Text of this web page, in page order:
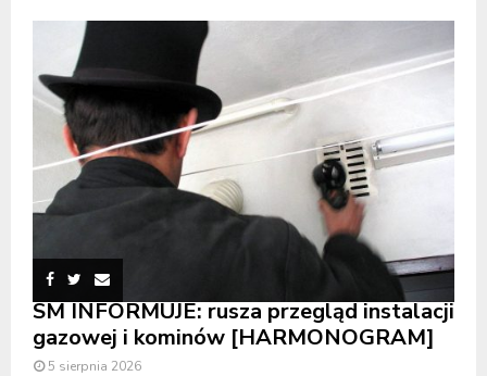
SM INFORMUJE: rusza przegląd instalacji
gazowej i kominów [HARMONOGRAM]
5 sierpnia 2026